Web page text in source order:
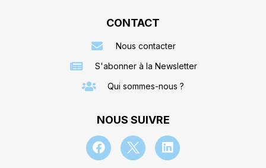
CONTACT
Nous contacter
S'abonner à la Newsletter
Qui sommes-nous ?
NOUS SUIVRE